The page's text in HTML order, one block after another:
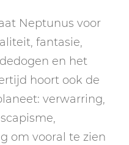
Neptunus voor
fantasie,
en het
hoort ook de
verwarring,
om vooral te zien